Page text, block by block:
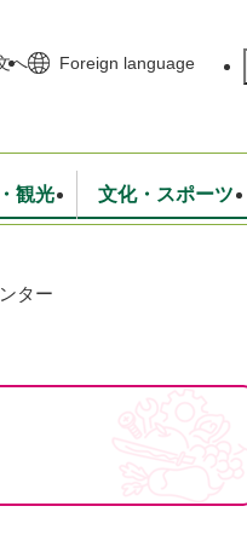
へ Foreign language
観光 文化・スポーツ
ター